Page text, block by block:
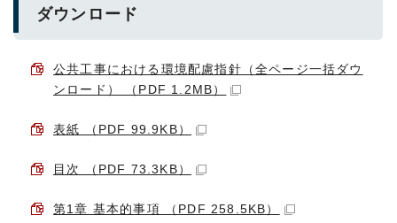
ダウンロード
公共工事における環境配慮指針（全ページ一括ダウ
ンロード） （PDF 1.2MB）
表紙 （PDF 99.9KB）
目次 （PDF 73.3KB）
第1章 基本的事項 （PDF 258.5KB）